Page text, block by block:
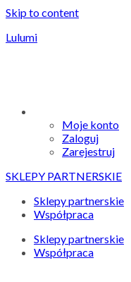
Skip to content
Lulumi
Moje konto
Zaloguj
Zarejestruj
SKLEPY PARTNERSKIE
Sklepy partnerskie
Współpraca
Sklepy partnerskie
Współpraca